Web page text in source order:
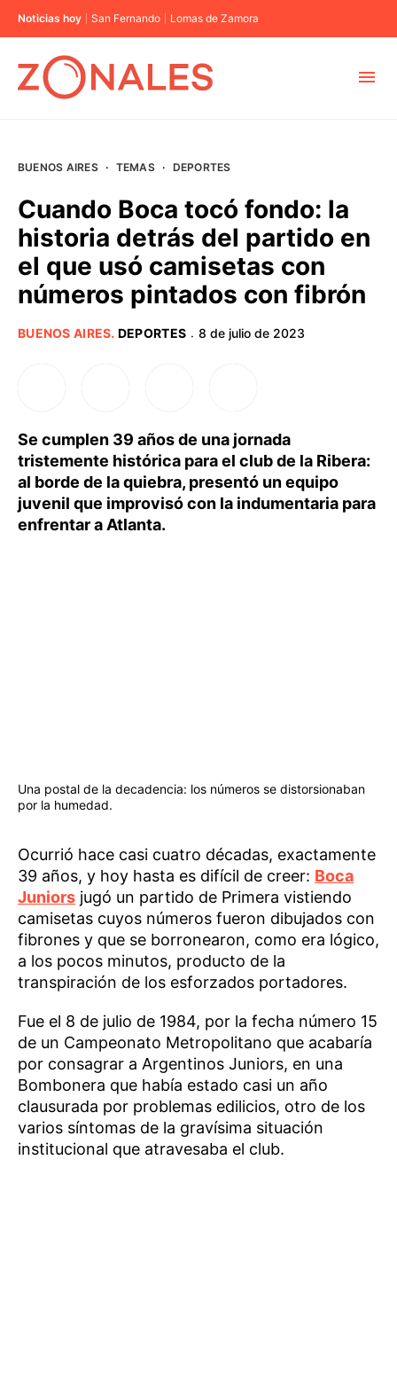
Noticias hoy San Fernando Lomas de Zamora
BUENOS AIRES
PROVINCIAS
BUENOS AIRES · TEMAS · DEPORTES
Cuando Boca tocó fondo: la
historia detrás del partido en
el que usó camisetas con
números pintados con fibrón
BUENOS AIRES. DEPORTES · 8 de julio de 2023
Se cumplen 39 años de una jornada
tristemente histórica para el club de la Ribera:
al borde de la quiebra, presentó un equipo
juvenil que improvisó con la indumentaria para
enfrentar a Atlanta.
Una postal de la decadencia: los números se distorsionaban
por la humedad.
Ocurrió hace casi cuatro décadas, exactamente
39 años, y hoy hasta es difícil de creer: Boca
Juniors jugó un partido de Primera vistiendo
camisetas cuyos números fueron dibujados con
fibrones y que se borronearon, como era lógico,
a los pocos minutos, producto de la
transpiración de los esforzados portadores.
Fue el 8 de julio de 1984, por la fecha número 15
de un Campeonato Metropolitano que acabaría
por consagrar a Argentinos Juniors, en una
Bombonera que había estado casi un año
clausurada por problemas edilicios, otro de los
varios síntomas de la gravísima situación
institucional que atravesaba el club.